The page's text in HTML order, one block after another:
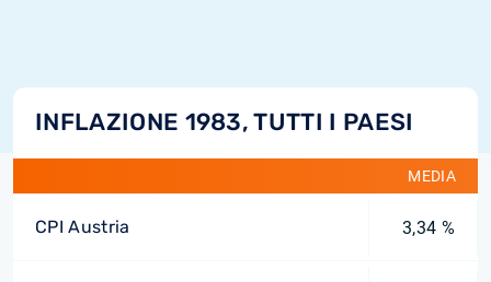
INFLAZIONE 1983, TUTTI I PAESI
MEDIA
CPI Austria 3,34 %